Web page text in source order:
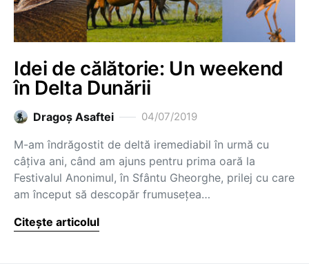
Idei de călătorie: Un weekend
în Delta Dunării
Dragoş Asaftei 04/07/2019
M-am îndrăgostit de deltă iremediabil în urmă cu
câțiva ani, când am ajuns pentru prima oară la
Festivalul Anonimul, în Sfântu Gheorghe, prilej cu care
am început să descopăr frumusețea…
Citește articolul